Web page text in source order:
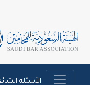
الأسئلة الشائعة